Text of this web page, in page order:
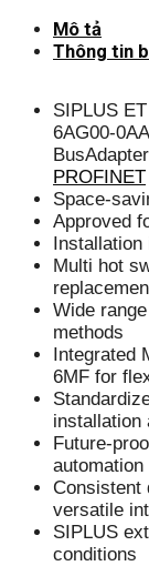
Mô tả
Thông tin
SIPLUS
6AG00-
PROFINET
Space-
Approved
Installation
Multi hot
Wide
methods
Integrated
6MF for
installation
Future-
automation
Consistent
versatile
SIPLUS
conditions